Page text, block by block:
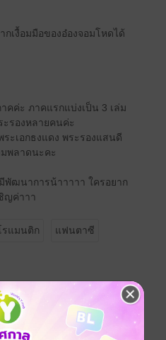
เงื้อมมือของอ๋องจอมโหดได้
คค่ะ ภาคแรกแบ่งเป็น 3 เล่ม
ะรองหลายคนค่ะ
ะเอกธงแดง พระรองแสนดี
มพลาดนะคะ
พัฒนาการน้าาาาา ใครอยาก
ญค่าาา
รแมนติก แฟนตาซี
บุปผาเคียงอาทิตย์
Daydream_zZ